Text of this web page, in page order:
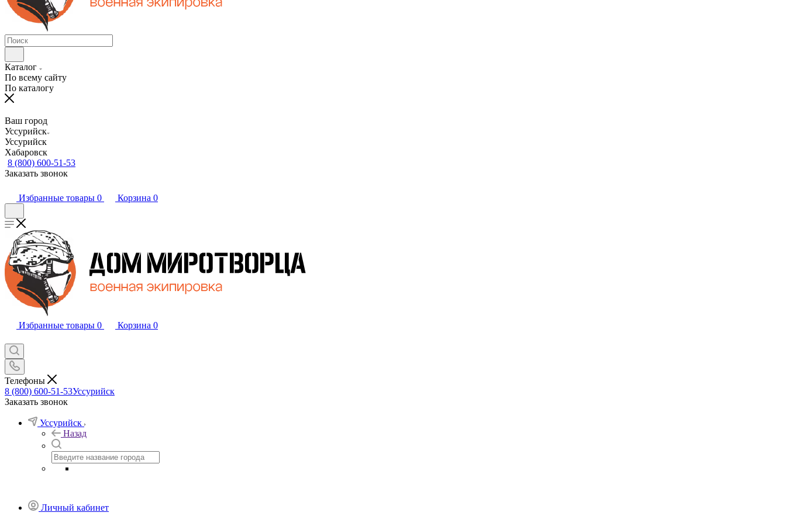
Каталог
По всему сайту
По каталогу
Ваш город
Уссурийск
Уссурийск
Хабаровск
8 (800) 600-51-53
Заказать звонок
Избранные товары 0 Корзина 0
Избранные товары 0 Корзина 0
Телефоны
8 (800) 600-51-53Уссурийск
Заказать звонок
Уссурийск
Назад
Личный кабинет